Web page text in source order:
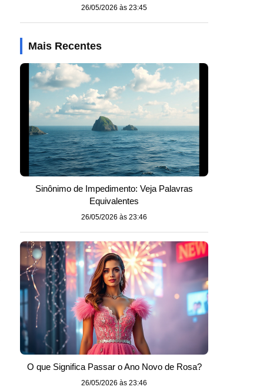
26/05/2026 às 23:45
Mais Recentes
Sinônimo de Impedimento: Veja Palavras
Equivalentes
26/05/2026 às 23:46
O que Significa Passar o Ano Novo de Rosa?
26/05/2026 às 23:46